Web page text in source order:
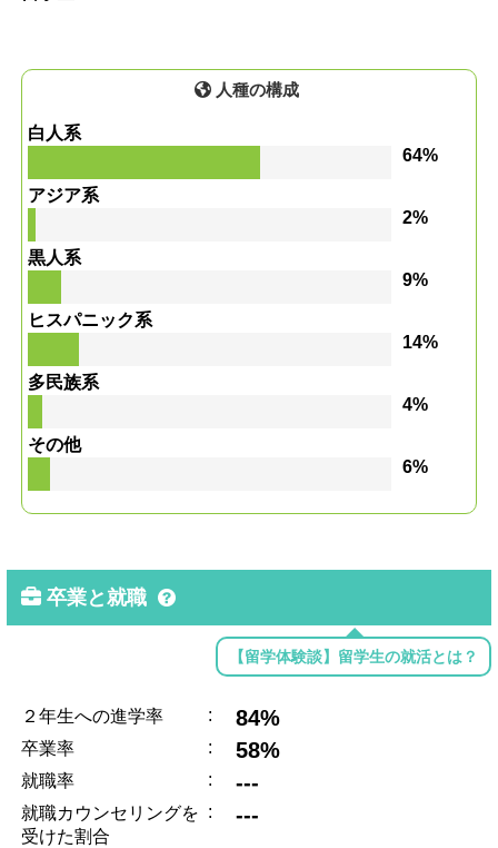
人種の構成
白人系
64%
アジア系
2%
黒人系
9%
ヒスパニック系
14%
多民族系
4%
その他
6%
卒業と就職
【留学体験談】留学生の就活とは？
２年生への進学率 : 84%
卒業率 : 58%
就職率 : ---
就職カウンセリングを
受けた割合
: ---